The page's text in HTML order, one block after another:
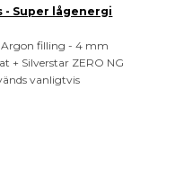
- Super lågenergi
Argon filling - 4 mm
+ Silverstar ZERO NG
vanligtvis